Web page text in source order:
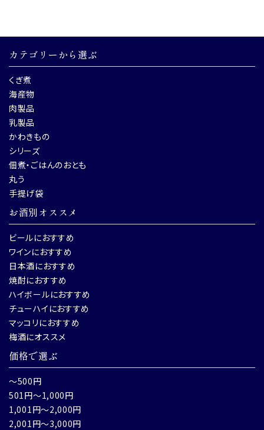
カテゴリーから選ぶ
くぎ煮
海産物
肉製品
乳製品
かわきもの
シリーズ
佃煮・ごはんのおとも
丸う
手提げ袋
お酒別オススメ
ビールにおすすめ
ワインにおすすめ
日本酒におすすめ
焼酎におすすめ
ハイボールにおすすめ
チューハイにおすすめ
マッコリにおすすめ
梅酒にオススメ
価格で選ぶ
～500円
501円～1,000円
1,001円～2,000円
2,001円～3,000円